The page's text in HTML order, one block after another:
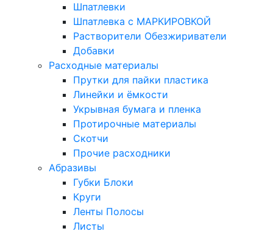
Шпатлевки
Шпатлевка с МАРКИРОВКОЙ
Растворители Обезжириватели
Добавки
Расходные материалы
Прутки для пайки пластика
Линейки и ёмкости
Укрывная бумага и пленка
Протирочные материалы
Скотчи
Прочие расходники
Абразивы
Губки Блоки
Круги
Ленты Полосы
Листы